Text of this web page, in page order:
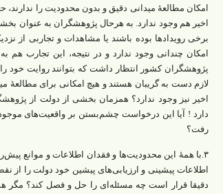
امکان مطالعۀ میدانی دقیق و بدون محدودیت را
اخیر هم وجود ندارد‌. به هرحال پژوهشگران به‌ عنوان
برخی رویدادها بوده باشند‌ یا مشاهدات و تجاربی از
امکان چندانی وجود ندارد و در نتیجه، این تجارب
پژوهشگران کشور انتظار داشت که بتوانند روایت خود را
لازم دست‌ به ‌گریبان هستند و هیچ امکانی برای مطالعۀ
اخیر نیز وجود ندارد؟‌ همزمان بخشی از دولت از
دارد ! آیا این درخواست چشم‌بستن بر واقعیت‌های
رفت؟
۳.با همۀ این محدودیت‌ها و فقدان اطلاعات و موانع
اطلاعات پیشینی و ارزیابی‌های پیشین خود دولت را از
دقیقا قرار است چه مسئله‌ای را حل‌ و فصل کند؟ مگر